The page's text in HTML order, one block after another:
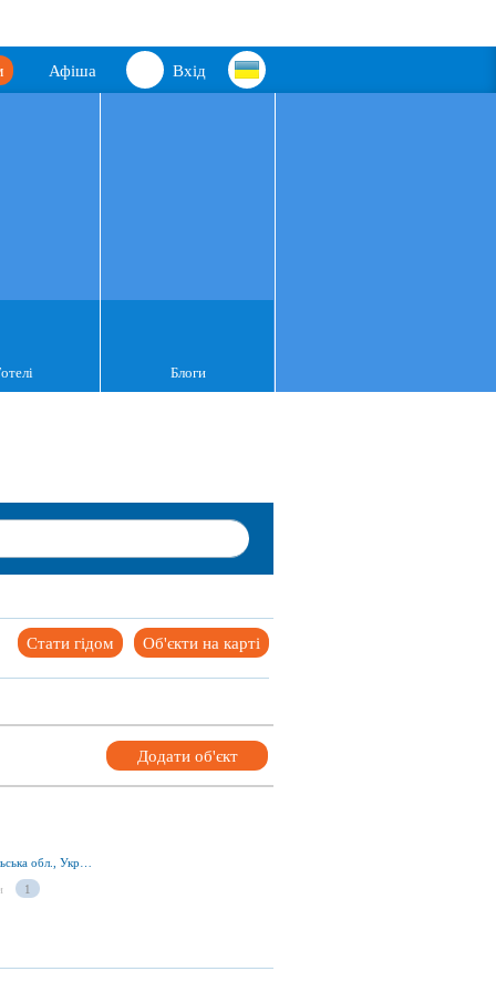
Вхід
Афіша
Блоги
Об'єкти на карті
Стати гідом
Додати об'єкт
1